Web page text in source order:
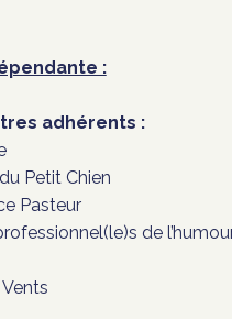
:
adhérents :
Petit Chien
Pasteur
de